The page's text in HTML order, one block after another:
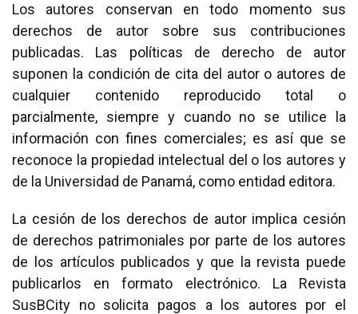
Los autores conservan en todo momento sus
derechos de autor sobre sus contribuciones
publicadas. Las políticas de derecho de autor
suponen la condición de cita del autor o autores de
cualquier contenido reproducido total o
parcialmente, siempre y cuando no se utilice la
información con fines comerciales; es así que se
reconoce la propiedad intelectual del o los autores y
de la Universidad de Panamá, como entidad editora.
La cesión de los derechos de autor implica cesión
de derechos patrimoniales por parte de los autores
de los artículos publicados y que la revista puede
publicarlos en formato electrónico. La Revista
SusBCity no solicita pagos a los autores por el